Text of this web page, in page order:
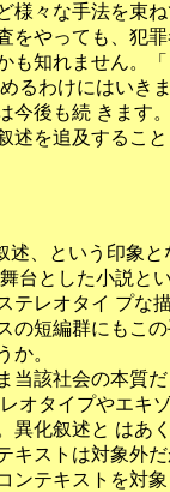
様々な手法を束
をやっても、犯
も知れません。
るわけにはいき
今後も続 きま
述を追及するこ
、という印象
台とした小説と
テレオタイ プな
の短編群にもこ
か。
該社会の本質
オタイプやエキ
異化叙述と はあ
キストは対象外
ンテキストを対